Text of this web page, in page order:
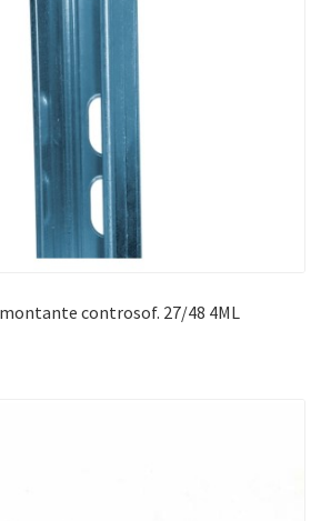
controsof. 27/48 4ML